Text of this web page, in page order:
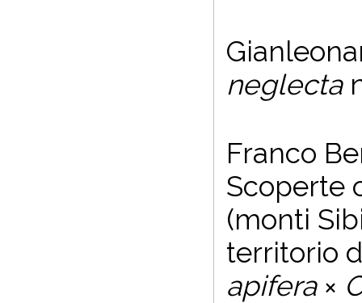
neglecta
Franco
Scoperte
(monti
territorio
apifera ×